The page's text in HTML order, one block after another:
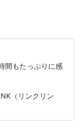
間もたっぷりに感
（リンクリン